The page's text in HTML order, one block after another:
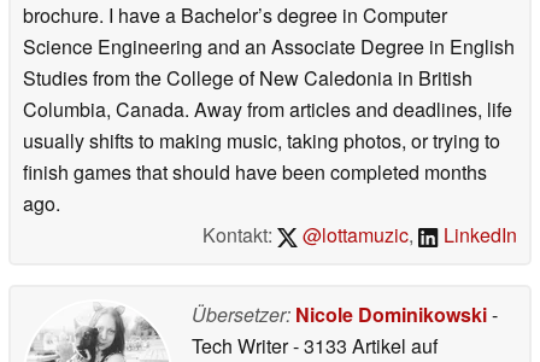
brochure. I have a Bachelor’s degree in Computer
Science Engineering and an Associate Degree in English
Studies from the College of New Caledonia in British
Columbia, Canada. Away from articles and deadlines, life
usually shifts to making music, taking photos, or trying to
finish games that should have been completed months
ago.
Kontakt:
@lottamuzic, LinkedIn
Übersetzer: Nicole Dominikowski-
Tech Writer- 3133 Artikel auf